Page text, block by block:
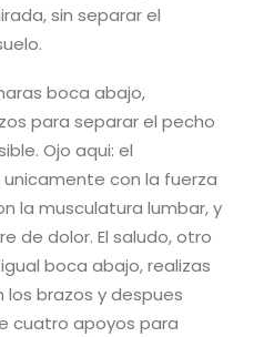
sin separar el
boca abajo,
para separar el pecho
Ojo aqui: el
con la fuerza
la musculatura lumbar, y
de dolor. El saludo, otro
boca abajo, realizas
brazos y despues
cuatro apoyos para